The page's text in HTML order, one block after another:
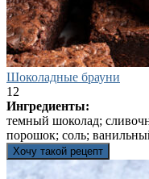
Шоколадные брауни
12
Ингредиенты:
темный шоколад;
порошок; соль;
Хочу такой рецепт